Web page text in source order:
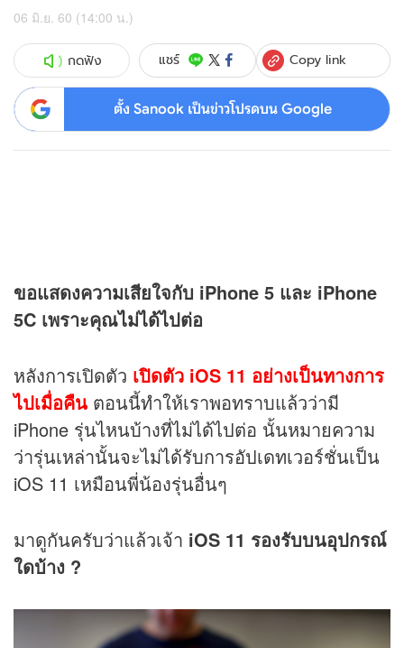
06 มิ.ย. 60 (14:00 น.)
กดฟัง แชร์ Copy link
ตั้ง Sanook เป็นข่าวโปรดบน Google
ขอแสดงความเสียใจกับ iPhone 5 และ iPhone
5C เพราะคุณไม่ได้ไปต่อ
หลังการเปิดตัว เปิดตัว iOS 11 อย่างเป็นทางการ
ไปเมื่อคืน ตอนนี้ทำให้เราพอทราบแล้วว่ามี
iPhone รุ่นไหนบ้างที่ไม่ได้ไปต่อ นั้นหมายความ
ว่ารุ่นเหล่านั้นจะไม่ได้รับการอัปเดทเวอร์ชั่นเป็น
iOS 11 เหมือนพี่น้องรุ่นอื่นๆ
มาดูกันครับว่าแล้วเจ้า iOS 11 รองรับบนอุปกรณ์
ใดบ้าง ?